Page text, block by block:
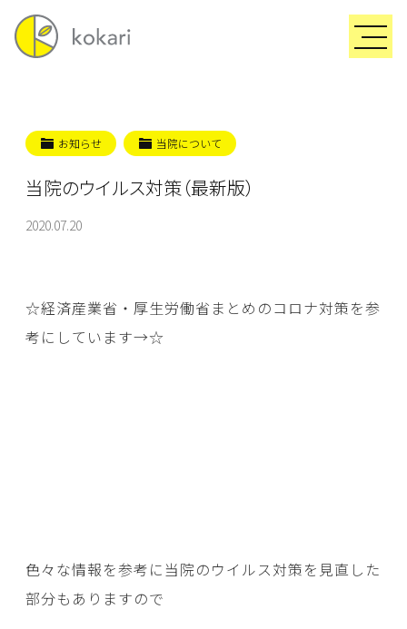
お知らせ 当院について
当院のウイルス対策（最新版）
2020.07.20
☆経済産業省・厚生労働省まとめのコロナ対策を参
考にしています→☆
色々な情報を参考に当院のウイルス対策を見直した
部分もありますので